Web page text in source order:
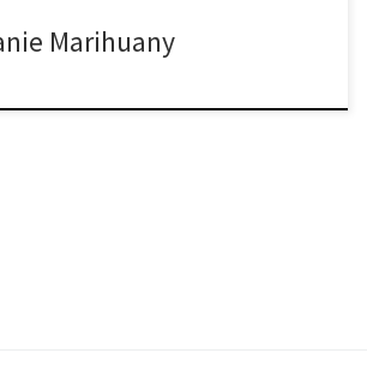
Marihuany